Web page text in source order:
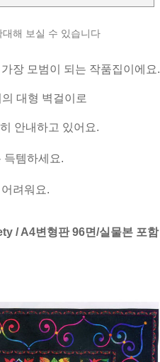
대해 보실 수 있습니다
장 모범이 되는 작품집이에요.
대형 벽걸이로
안내하고 있어요.
득템하세요.
려워요.
/ A4변형판 96면/실물본 포함